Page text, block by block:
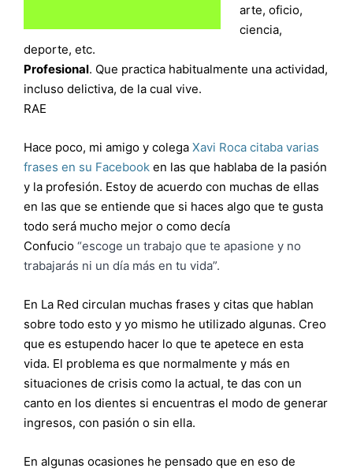
arte, oficio,
ciencia,
deporte, etc.
Profesional. Que practica habitualmente una actividad,
incluso delictiva, de la cual vive.
RAE
Hace poco, mi amigo y colega Xavi Roca citaba varias
frases en su Facebook en las que hablaba de la pasión
y la profesión. Estoy de acuerdo con muchas de ellas
en las que se entiende que si haces algo que te gusta
todo será mucho mejor o como decía
Confucio “escoge un trabajo que te apasione y no
trabajarás ni un día más en tu vida”.
En La Red circulan muchas frases y citas que hablan
sobre todo esto y yo mismo he utilizado algunas. Creo
que es estupendo hacer lo que te apetece en esta
vida. El problema es que normalmente y más en
situaciones de crisis como la actual, te das con un
canto en los dientes si encuentras el modo de generar
ingresos, con pasión o sin ella.
En algunas ocasiones he pensado que en eso de